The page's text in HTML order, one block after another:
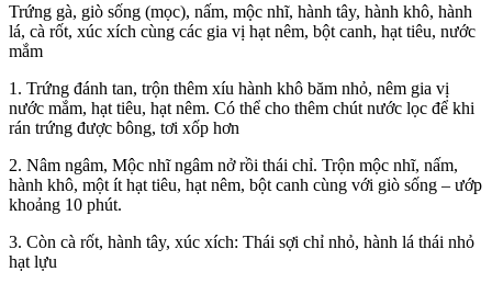
Trứng gà, giò sống (mọc), nấm, mộc nhĩ, hành tây, hành khô, hành
lá, cà rốt, xúc xích cùng các gia vị hạt nêm, bột canh, hạt tiêu, nước
mắm
1. Trứng đánh tan, trộn thêm xíu hành khô băm nhỏ, nêm gia vị
nước mắm, hạt tiêu, hạt nêm. Có thể cho thêm chút nước lọc để khi
rán trứng được bông, tơi xốp hơn
2. Nâm ngâm, Mộc nhĩ ngâm nở rồi thái chỉ. Trộn mộc nhĩ, nấm,
hành khô, một ít hạt tiêu, hạt nêm, bột canh cùng với giò sống – ướp
khoảng 10 phút.
3. Còn cà rốt, hành tây, xúc xích: Thái sợi chỉ nhỏ, hành lá thái nhỏ
hạt lựu